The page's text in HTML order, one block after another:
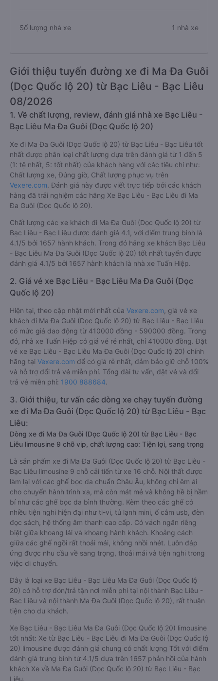
Số lượng nhà xe 1 nhà xe
Giới thiệu tuyến đường xe đi Ma Đa Guôi
(Dọc Quốc lộ 20) từ Bạc Liêu - Bạc Liêu
08/2026
1. Về chất lượng, review, đánh giá nhà xe Bạc Liêu -
Bạc Liêu Ma Đa Guôi (Dọc Quốc lộ 20)
Xe đi Ma Đa Guôi (Dọc Quốc lộ 20) từ Bạc Liêu - Bạc Liêu tốt
nhất được phân loại chất lượng dựa trên đánh giá từ 1 đến 5
(1: tệ nhất, 5: tốt nhất) của khách hàng với các tiêu chí như:
Chất lượng xe, Đúng giờ, Chất lượng phục vụ trên
Vexere.com. Đánh giá này được viết trực tiếp bởi các khách
hàng đã trải nghiệm các hãng Xe Bạc Liêu - Bạc Liêu đi Ma
Đa Guôi (Dọc Quốc lộ 20).
Chất lượng các xe khách đi Ma Đa Guôi (Dọc Quốc lộ 20) từ
Bạc Liêu - Bạc Liêu được đánh giá 4.1, với điểm trung bình là
4.1/5 bởi 1657 hành khách. Trong đó hãng xe khách Bạc Liêu
- Bạc Liêu Ma Đa Guôi (Dọc Quốc lộ 20) tốt nhất tuyến được
đánh giá 4.1/5 bởi 1657 hành khách là nhà xe Tuấn Hiệp.
2. Giá vé xe Bạc Liêu - Bạc Liêu Ma Đa Guôi (Dọc
Quốc lộ 20)
Hiện tại, theo cập nhật mới nhất của Vexere.com , giá vé xe
khách đi Ma Đa Guôi (Dọc Quốc lộ 20) từ Bạc Liêu - Bạc Liêu
có mức giá dao động từ 410000 đồng - 590000 đồng. Trong
đó, nhà xe Tuấn Hiệp có giá vé rẻ nhất, chỉ 410000 đồng. Đặt
vé xe Bạc Liêu - Bạc Liêu Ma Đa Guôi (Dọc Quốc lộ 20) chính
hãng tại Vexere.com để có giá rẻ nhất, đảm bảo giữ chỗ 100%
và hỗ trợ đổi trả vé miễn phí. Tổng đài tư vấn, đặt vé và đổi
trả vé miễn phí: 1900 888684.
3. Giới thiệu, tư vấn các dòng xe chạy tuyến đường
xe đi Ma Đa Guôi (Dọc Quốc lộ 20) từ Bạc Liêu - Bạc
Liêu:
Dòng xe đi Ma Đa Guôi (Dọc Quốc lộ 20) từ Bạc Liêu - Bạc
Liêu limousine 9 chỗ vip, chất lượng cao: Tiện lợi, sang trọng
Là sản phẩm xe đi Ma Đa Guôi (Dọc Quốc lộ 20) từ Bạc Liêu -
Bạc Liêu limousine 9 chỗ cải tiến từ xe 16 chỗ. Nội thất được
làm lại với các ghế bọc da chuẩn Châu Âu, không chỉ êm ái
cho chuyến hành trình xa, mà còn mát mẻ và không hề bị hầm
bí như các ghế bọc da bình thường. Kèm theo các ghế có
nhiều tiện nghi hiện đại như ti-vi, tủ lạnh mini, ổ cắm usb, đèn
đọc sách, hệ thống âm thanh cao cấp. Có vách ngăn riêng
biệt giữa khoang lái và khoang hành khách. Khoảng cách
giữa các ghế ngồi rất thoải mái, không nhồi nhét. Luôn đáp
ứng được nhu cầu về sang trọng, thoải mái và tiện nghi trong
việc di chuyển.
Đây là loại xe Bạc Liêu - Bạc Liêu Ma Đa Guôi (Dọc Quốc lộ
20) có hỗ trợ đón/trả tận nơi miễn phí tại nội thành Bạc Liêu -
Bạc Liêu và nội thành Ma Đa Guôi (Dọc Quốc lộ 20), rất thuận
tiện cho du khách.
Xe Bạc Liêu - Bạc Liêu Ma Đa Guôi (Dọc Quốc lộ 20) limousine
tốt nhất: Xe từ Bạc Liêu - Bạc Liêu đi Ma Đa Guôi (Dọc Quốc lộ
20) limousine được đánh giá chung có chất lượng Tốt với điểm
đánh giá trung bình từ 4.1/5 dựa trên 1657 phản hồi của hành
khách Xe về Ma Đa Guôi (Dọc Quốc lộ 20) từ Bạc Liêu - Bạc
Liêu.